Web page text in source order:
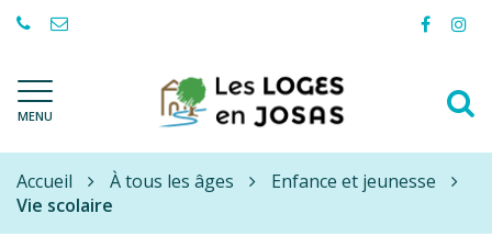
Lien
compte
MENU
en-
Josas
Accueil À tous les âges
Enfance et jeunesse
Vie scolaire